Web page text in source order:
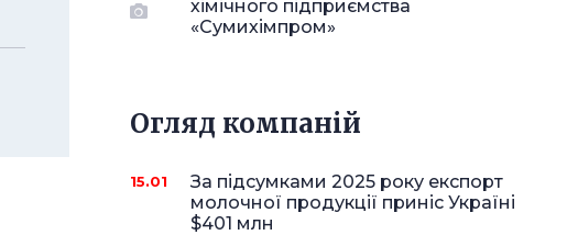
хімічного підприємства
«Сумихімпром»
Огляд компаній
15.01
За підсумками 2025 року експорт
молочної продукції приніс Україні
$401 млн